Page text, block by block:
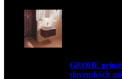
GROHE
slovenských